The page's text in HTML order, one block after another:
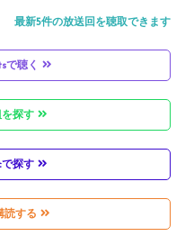
最新5件の放送回を聴取できます
で聴く
探す
探す
読する